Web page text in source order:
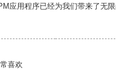
应用程序已经为我们带来了无限
喜欢